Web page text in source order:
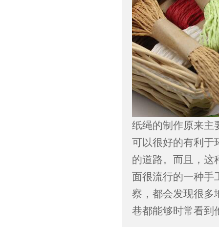
纸绳的制作原来主
可以很好的有利于
的道路。而且，这
面很流行的一种手
察，都会发现很多
巷都能够时常看到